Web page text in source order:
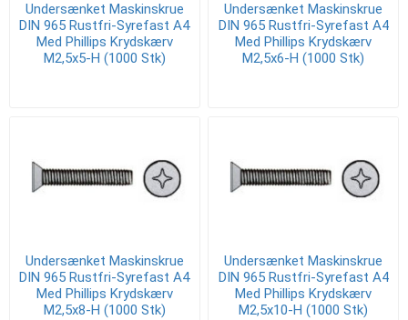
Undersænket Maskinskrue
DIN 965 Rustfri-Syrefast A4
Med Phillips Krydskærv
M2,5x5-H (1000 Stk)
Undersænket Maskinskrue
DIN 965 Rustfri-Syrefast A4
Med Phillips Krydskærv
M2,5x6-H (1000 Stk)
Undersænket Maskinskrue
DIN 965 Rustfri-Syrefast A4
Med Phillips Krydskærv
M2,5x8-H (1000 Stk)
Undersænket Maskinskrue
DIN 965 Rustfri-Syrefast A4
Med Phillips Krydskærv
M2,5x10-H (1000 Stk)